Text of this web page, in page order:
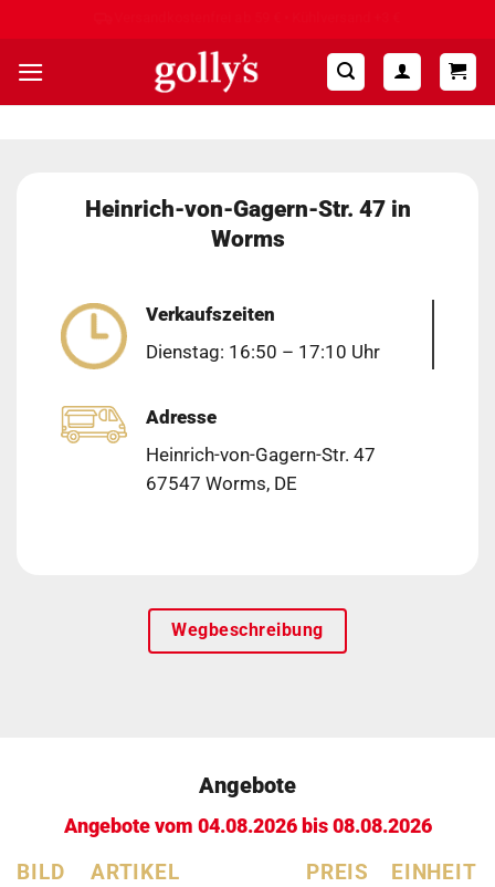
springen
Heinrich-von-Gagern-Str. 47 in
Worms
Verkaufszeiten
Dienstag: 16:50 – 17:10 Uhr
Adresse
Heinrich-von-Gagern-Str. 47
67547 Worms, DE
Wegbeschreibung
Angebote
Angebote vom 04.08.2026 bis 08.08.2026
BILD ARTIKEL PREIS EINHEIT